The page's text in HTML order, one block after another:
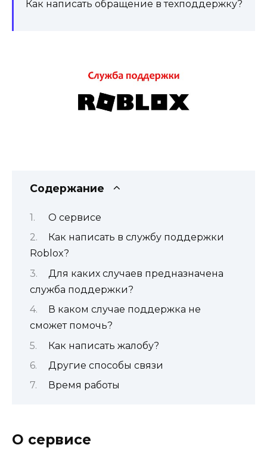
Как написать обращение в техподдержку?
Содержание
О сервисе
Как написать в службу поддержки
Roblox?
Для каких случаев предназначена
служба поддержки?
В каком случае поддержка не
сможет помочь?
Как написать жалобу?
Другие способы связи
Время работы
О сервисе